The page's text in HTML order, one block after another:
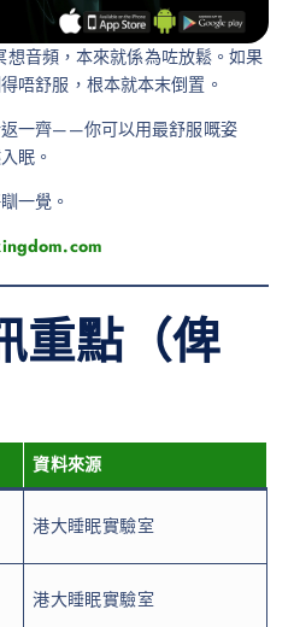
想音頻，本來就係為咗放鬆。如果
唔舒服，根本就本末倒置。
一齊——你可以用最舒服嘅姿
眠。
一覺。
重點（俾
資料來源
港大睡眠實驗室
港大睡眠實驗室